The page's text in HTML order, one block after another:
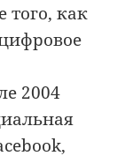
того, как
2004